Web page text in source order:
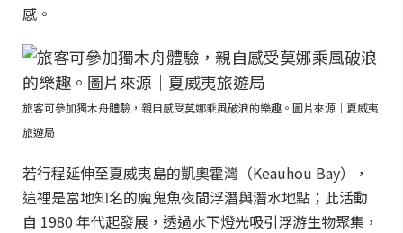
感。
旅客可參加獨木舟體驗，親自感受莫娜乘風破浪的樂趣。圖片來源｜夏威夷
旅遊局
若行程延伸至夏威夷島的凱奧霍灣（Keauhou Bay），
這裡是當地知名的魔鬼魚夜間浮潛與潛水地點；此活動
自 1980 年代起發展，透過水下燈光吸引浮游生物聚集，